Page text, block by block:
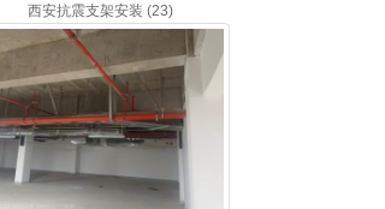
西安抗震支架安装 (23)